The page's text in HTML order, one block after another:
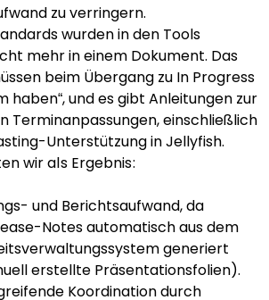
zu verringern.
wurden in den Tools
mehr in einem Dokument. Das
beim Übergang zu In Progress
haben“, und es gibt Anleitungen zur
Terminanpassungen, einschließlich
Unterstützung in Jellyfish.
wir als Ergebnis:
und Berichtsaufwand, da
Notes automatisch aus dem
generiert
erstellte Präsentationsfolien).
Koordination durch